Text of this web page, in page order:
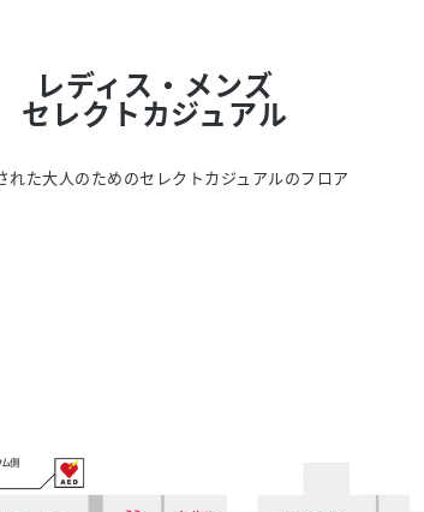
レディス・メンズ
セレクトカジュアル
れた大人のためのセレクトカジュアルのフロア